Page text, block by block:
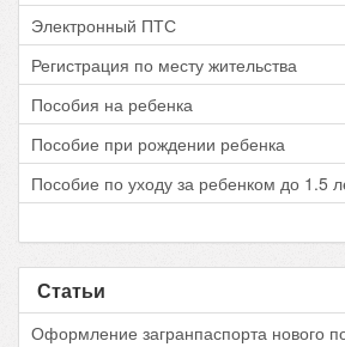
Электронный ПТС
Регистрация по месту жительства
Пособия на ребенка
Пособие при рождении ребенка
Пособие по уходу за ребенком до 1.5
Статьи
Оформление загранпаспорта нового